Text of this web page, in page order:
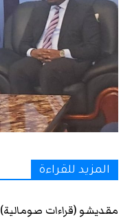
المزيد للقراءة
مقديشو (قراءات